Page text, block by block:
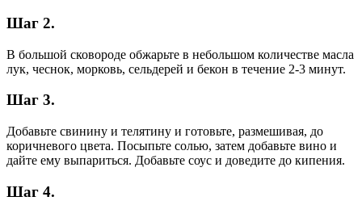
Шаг 2.
В большой сковороде обжарьте в небольшом количестве масла
лук, чеснок, морковь, сельдерей и бекон в течение 2-3 минут.
Шаг 3.
Добавьте свинину и телятину и готовьте, размешивая, до
коричневого цвета. Посыпьте солью, затем добавьте вино и
дайте ему выпариться. Добавьте соус и доведите до кипения.
Шаг 4.